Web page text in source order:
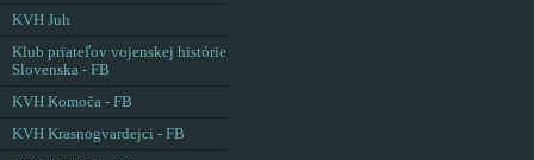
KVH Juh
Klub priateľov vojenskej histórie
Slovenska - FB
KVH Komoča - FB
KVH Krasnogvardejci - FB